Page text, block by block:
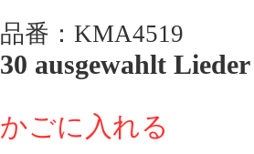
品番：KMA4519
30 ausgewahlt
かごに入れる